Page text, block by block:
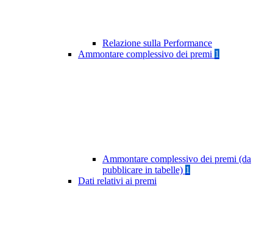
Relazione sulla Performance
Ammontare complessivo dei premi 1
Ammontare complessivo dei premi (da
pubblicare in tabelle) 1
Dati relativi ai premi